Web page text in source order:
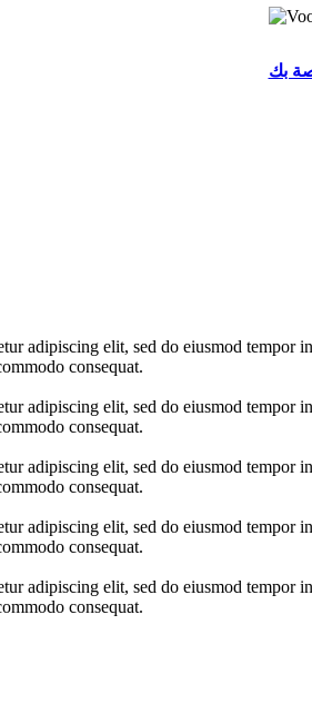
adipiscing elit, sed do eiusmod
consequat.
adipiscing elit, sed do eiusmod
consequat.
adipiscing elit, sed do eiusmod
consequat.
adipiscing elit, sed do eiusmod
consequat.
adipiscing elit, sed do eiusmod
consequat.